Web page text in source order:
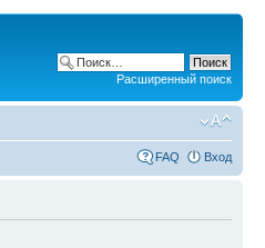
Расширенный поиск
FAQ Вход